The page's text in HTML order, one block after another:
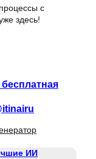
с
здесь!
ИИ